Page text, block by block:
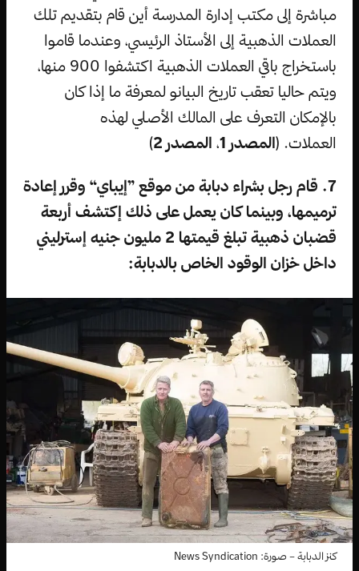
مباشرة إلى مكتب إدارة المدرسة أين قام بتقديم تلك
العملات الذهبية إلى الأستاذ الرئيسي، وعندما قاموا
باستخراج باقي العملات الذهبية اكتشفوا 900 منها،
ويتم حاليا تعقب تاريخ البيانو لمعرفة ما إذا كان
بالإمكان التعرف على المالك الأصلي لهذه
العملات. (المصدر 1 ، المصدر 2 )
7. قام رجل بشراء دبابة من موقع ”إيباي“ وقرر إعادة
ترميمها، وبينما كان يعمل على ذلك إكتشف أربعة
قضبان ذهبية تبلغ قيمتها 2 مليون جنيه إسترليني
داخل خزان الوقود الخاص بالدبابة:
كنز الدبابة – صورة: News Syndication